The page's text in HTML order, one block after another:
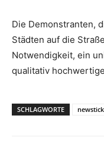
Die Demonstranten,
Städten auf die
Notwendigkeit, ein
qualitativ
SCHLAGWORTE